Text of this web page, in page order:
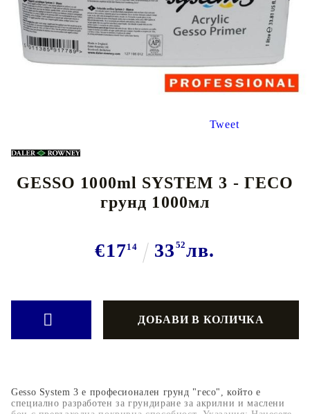
Tweet
GESSO 1000ml SYSTEM 3 - ГЕСО
грунд 1000мл
€1714 33 52лв.
Gesso System 3 е професионален грунд "гесо", който е
специално разработен за грундиране за акрилни и маслени